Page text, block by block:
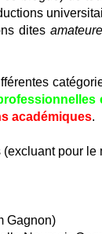
dites
académiques.
pour le
Gagnon)